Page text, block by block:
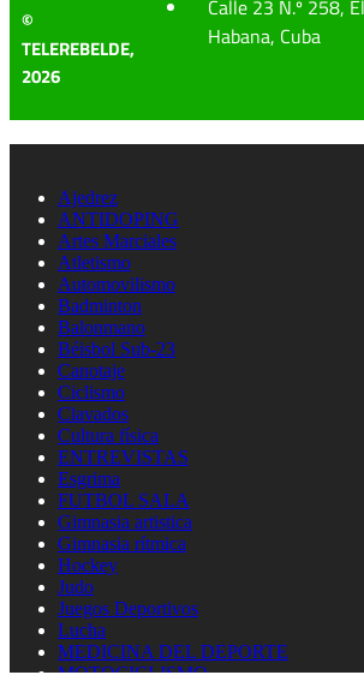
©
TELEREBELDE,
2026
Calle 23 N.º 258,
Habana, Cuba
Ajedrez
ANTIDOPING
Artes Marciales
Atletismo
Automovilismo
Badminton
Balonmano
Béisbol Sub-23
Canotaje
Ciclismo
Clavados
Cultura física
ENTREVISTAS
Esgrima
FUTBOL SALA
Gimnasia artistica
Gimnasia rítmica
Hockey
Judo
Juegos Deportivos
Lucha
MEDICINA DEL DEPORTE
MOTOCICLISMO